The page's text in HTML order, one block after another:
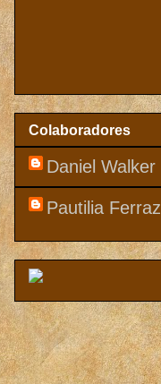
Colaboradores
Daniel Walker
Pautilia Ferraz